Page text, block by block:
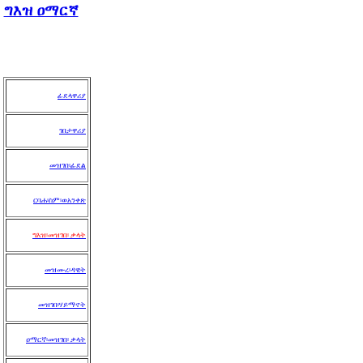
ግእዝ ዐማርኛ
ፊደላዋሪያ
ገበታዋሪያ
መዝገበ፡ፊደል
ርባሐ፡ስም፡ወአንቀጽ
ግእዝ፡መዝገበ፡ ቃላት
መዝሙረ፡ዳዊት
መዝገበ፡ሃይማኖት
ዐማርኛ፡መዝገበ፡ ቃላት